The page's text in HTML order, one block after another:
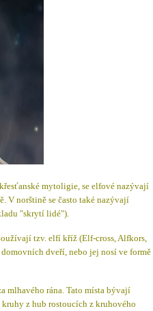
mytoligie, se elfové nazývají
V norštině se často také nazývají
"skrytí lidé").
tzv. elfí kříž (Elf-cross, Alfkors,
dveří, nebo jej nosí ve formě
mlhavého rána. Tato místa bývají
z hub rostoucích z kruhového